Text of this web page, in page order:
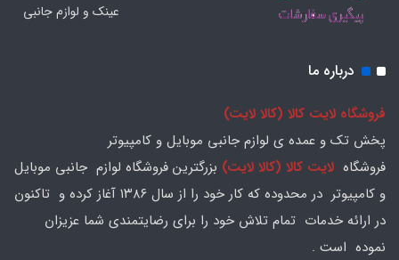
عینک و لوازم جانبی
درباره ما
فروشگاه لایت کالا (کالا لایت)
پخش تک و عمده ی لوازم جانبی موبایل و کامپیوتر
فروشگاه لایت کالا (کالا لایت) بزرگترین فروشگاه لوازم جانبی موبایل
و کامپیوتر در محدوده که کار خود را از سال ۱۳۸۶ آغاز کرده و تاکنون
در ارائه خدمات تمام تلاش خود را برای رضایتمندی شما عزیزان
نموده است .